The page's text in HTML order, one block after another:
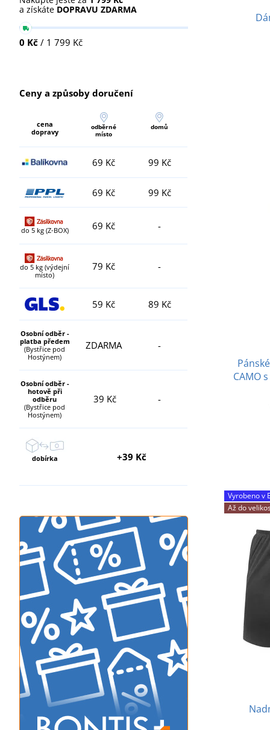
a získáte DOPRAVU ZDARMA
0 Kč / 1 799 Kč
Ceny a způsoby doručení
cena
dopravy
odběrné
místo
domů
69 Kč 99 Kč
69 Kč 99 Kč
do 5 kg (Z-BOX) 69 Kč -
do 5 kg (výdejní
místo)
79 Kč -
59 Kč 89 Kč
Osobní odběr -
platba předem
(Bystřice pod
Hostýnem)
ZDARMA -
Osobní odběr -
hotově při
odběru
(Bystřice pod
Hostýnem)
39 Kč -
dobírka +39 Kč
CAMO
Vyrobeno v
Až do